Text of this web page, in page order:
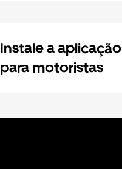
Instale a aplicação
para motoristas